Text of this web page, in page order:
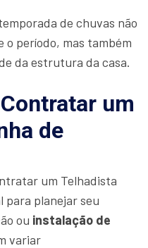
de chuvas não
período, mas também
da estrutura da casa.
um
de
um Telhadista
para planejar seu
ou instalação de
variar